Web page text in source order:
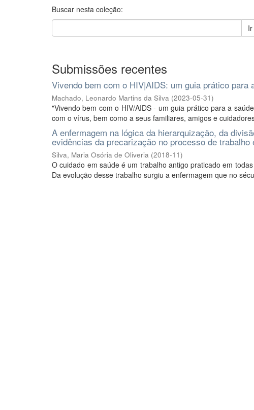
Buscar nesta coleção:
Ir
Submissões recentes
Vivendo bem com o HIV|AIDS: um guia prático para
Machado, Leonardo Martins da Silva (2023-05-31)
"Vivendo bem com o HIV/AIDS - um guia prático para a
com o vírus, bem como a seus familiares, amigos e
A enfermagem na lógica da hierarquização, da
evidências da precarização no processo de
Silva, Maria Osória de Oliveria (2018-11)
O cuidado em saúde é um trabalho antigo praticado em
Da evolução desse trabalho surgiu a enfermagem que no